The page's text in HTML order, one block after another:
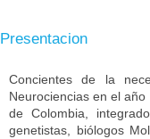
Presentacion
Concientes de la
Neurociencias en el
de Colombia,
genetistas, biólogos